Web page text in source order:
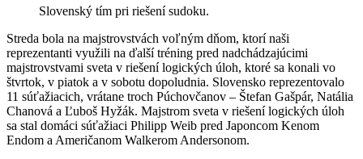
Slovenský tím pri riešení sudoku.
Streda bola na majstrovstvách voľným dňom, ktorí naši
reprezentanti využili na ďalší tréning pred nadchádzajúcimi
majstrovstvami sveta v riešení logických úloh, ktoré sa konali vo
štvrtok, v piatok a v sobotu dopoludnia. Slovensko reprezentovalo
11 súťažiacich, vrátane troch Púchovčanov – Štefan Gašpár, Natália
Chanová a Ľuboš Hyžák. Majstrom sveta v riešení logických úloh
sa stal domáci súťažiaci Philipp Weib pred Japoncom Kenom
Endom a Američanom Walkerom Andersonom.